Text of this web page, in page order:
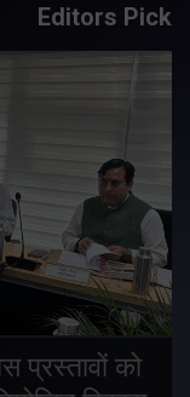
Editors Pick
प्रस्तावों को